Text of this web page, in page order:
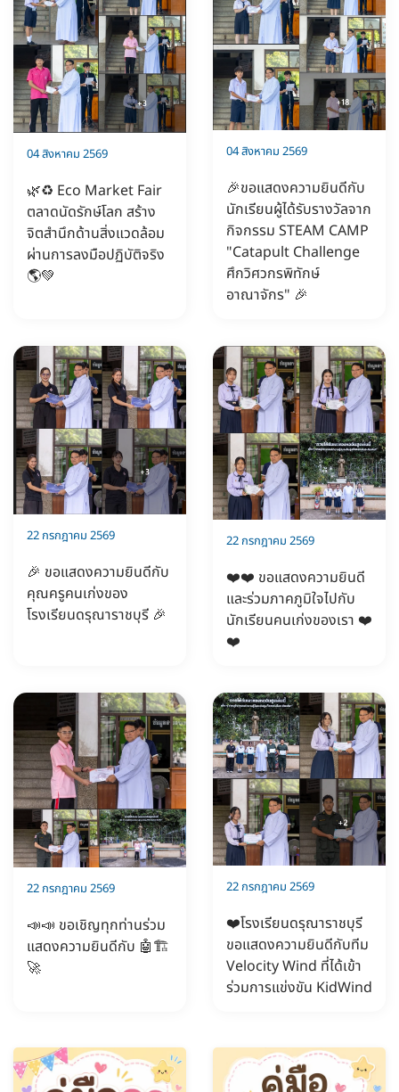
04 สิงหาคม 2569
🌿♻️ Eco Market Fair
ตลาดนัดรักษ์โลก สร้าง
จิตสำนึกด้านสิ่งแวดล้อม
ผ่านการลงมือปฏิบัติจริง
🌎💚
04 สิงหาคม 2569
🎉ขอแสดงความยินดีกับ
นักเรียนผู้ได้รับรางวัลจาก
กิจกรรม STEAM CAMP
"Catapult Challenge
ศึกวิศวกรพิทักษ์
อาณาจักร" 🎉
22 กรกฎาคม 2569
🎉 ขอแสดงความยินดีกับ
คุณครูคนเก่งของ
โรงเรียนดรุณาราชบุรี 🎉
22 กรกฎาคม 2569
❤️❤️ ขอแสดงความยินดี
และร่วมภาคภูมิใจไปกับ
นักเรียนคนเก่งของเรา ❤️
❤️
22 กรกฎาคม 2569
📣📣 ขอเชิญทุกท่านร่วม
แสดงความยินดีกับ 🤖🏗️
🚀
22 กรกฎาคม 2569
❤️โรงเรียนดรุณาราชบุรี
ขอแสดงความยินดีกับทีม
Velocity Wind ที่ได้เข้า
ร่วมการแข่งขัน KidWind